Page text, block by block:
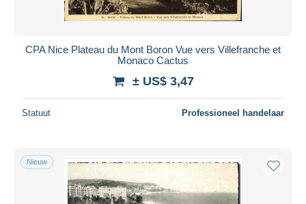
CPA Nice Plateau du Mont Boron Vue vers Villefranche et
Monaco Cactus
± US$ 3,47
Statuut Professioneel handelaar
Nieuw